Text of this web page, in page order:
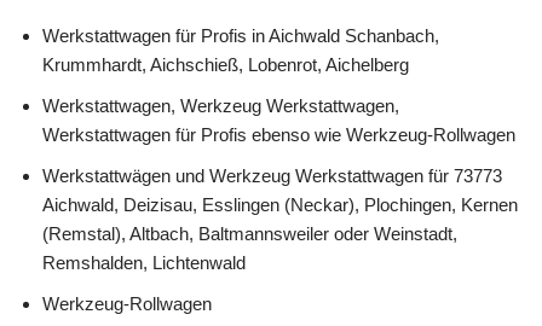
Werkstattwagen für Profis in Aichwald Schanbach,
Krummhardt, Aichschieß, Lobenrot, Aichelberg
Werkstattwagen, Werkzeug Werkstattwagen,
Werkstattwagen für Profis ebenso wie Werkzeug-Rollwagen
Werkstattwägen und Werkzeug Werkstattwagen für 73773
Aichwald, Deizisau, Esslingen (Neckar), Plochingen, Kernen
(Remstal), Altbach, Baltmannsweiler oder Weinstadt,
Remshalden, Lichtenwald
Werkzeug-Rollwagen